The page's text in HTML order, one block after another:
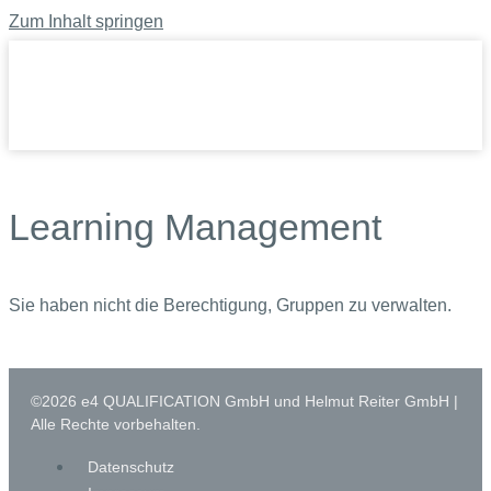
Zum Inhalt springen
Learning Management
Sie haben nicht die Berechtigung, Gruppen zu verwalten.
©2026 e4 QUALIFICATION GmbH und Helmut Reiter GmbH |
Alle Rechte vorbehalten.
Datenschutz